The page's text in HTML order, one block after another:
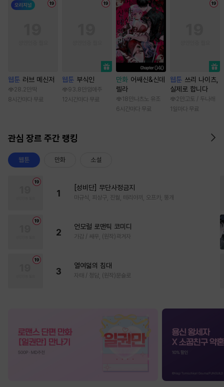
웹툰 러브 메신저
28.2만 딱
8시간마다 무료
웹툰 부식인
93.8만 임애주
12시간마다 무료
만화 어쌔신&신데
렐라
18만 나츠노 유조
6시간마다 무료
웹툰 쓰리 나이츠,
실제로 합니다
2만 고토 / 두나래
1일마다 무료
관심 장르 주간 랭킹
웹툰 만화 소설
1
[성비단] 무단사정금지
마규식, 피상구, 진월, 테리야끼, 오프카, 뚱개
2
언모럴 로맨틱 코미디
가감 / 쌔우, (원작)곽겨자
3
열여덟의 침대
자태 / 청담, (원작)문슬로